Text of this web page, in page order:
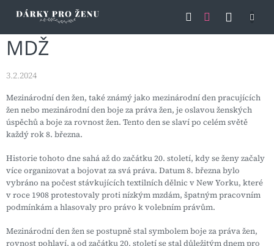
MDŽ
3.2.2024
Mezinárodní den žen, také známý jako mezinárodní den pracujících
žen nebo mezinárodní den boje za práva žen, je oslavou ženských
úspěchů a boje za rovnost žen. Tento den se slaví po celém světě
každý rok 8. března.
Historie tohoto dne sahá až do začátku 20. století, kdy se ženy začaly
více organizovat a bojovat za svá práva. Datum 8. března bylo
vybráno na počest stávkujících textilních dělnic v New Yorku, které
v roce 1908 protestovaly proti nízkým mzdám, špatným pracovním
podmínkám a hlasovaly pro právo k volebním právům.
Mezinárodní den žen se postupně stal symbolem boje za práva žen,
rovnost pohlaví, a od začátku 20. století se stal důležitým dnem pro